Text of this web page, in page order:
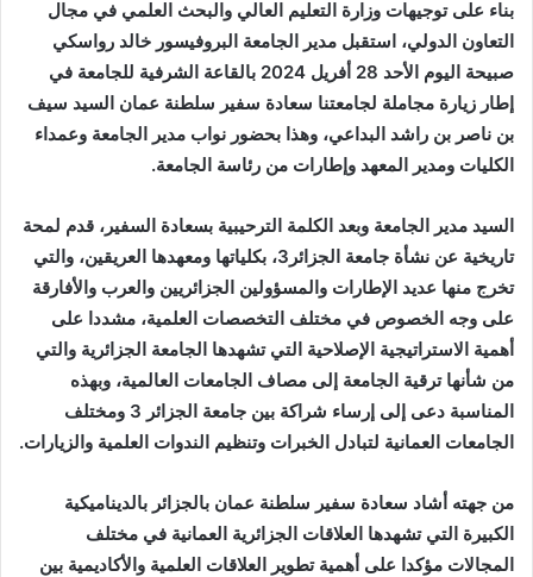
بناء على توجيهات وزارة التعليم العالي والبحث العلمي في مجال
التعاون الدولي، استقبل مدير الجامعة البروفيسور خالد رواسكي
صبيحة اليوم الأحد 28 أفريل 2024 بالقاعة الشرفية للجامعة في
إطار زيارة مجاملة لجامعتنا سعادة سفير سلطنة عمان السيد سيف
بن ناصر بن راشد البداعي، وهذا بحضور نواب مدير الجامعة وعمداء
الكليات ومدير المعهد وإطارات من رئاسة الجامعة.
السيد مدير الجامعة وبعد الكلمة الترحيبية بسعادة السفير، قدم لمحة
تاريخية عن نشأة جامعة الجزائر3، بكلياتها ومعهدها العريقين، والتي
تخرج منها عديد الإطارات والمسؤولين الجزائريين والعرب والأفارقة
على وجه الخصوص في مختلف التخصصات العلمية، مشددا على
أهمية الاستراتيجية الإصلاحية التي تشهدها الجامعة الجزائرية والتي
من شأنها ترقية الجامعة إلى مصاف الجامعات العالمية، وبهذه
المناسبة دعى إلى إرساء شراكة بين جامعة الجزائر 3 ومختلف
الجامعات العمانية لتبادل الخبرات وتنظيم الندوات العلمية والزيارات.
من جهته أشاد سعادة سفير سلطنة عمان بالجزائر بالديناميكية
الكبيرة التي تشهدها العلاقات الجزائرية العمانية في مختلف
المجالات مؤكدا على أهمية تطوير العلاقات العلمية والأكاديمية بين